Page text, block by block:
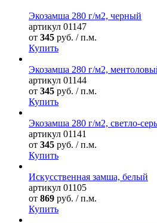
Экозамша 280 г/м2, черный
артикул 01147
от 345 руб. / п.м.
Купить
Экозамша 280 г/м2,
артикул 01144
от 345 руб. / п.м.
Купить
Экозамша 280 г/м2, светло-
артикул 01141
от 345 руб. / п.м.
Купить
Искусственная замша, белый
артикул 01105
от 869 руб. / п.м.
Купить